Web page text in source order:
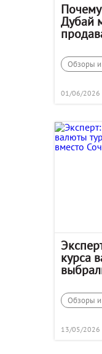
Дубай
Обзоры и
01/06/2026
курса
Обзоры и
13/05/2026